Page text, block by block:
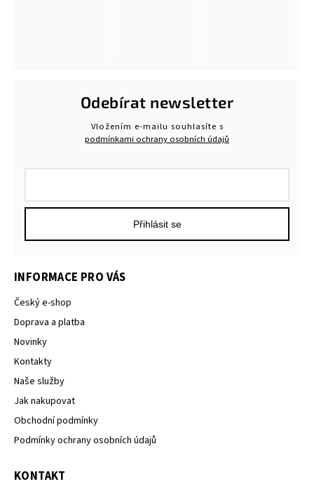
INFORMACE PRO VÁS
Český e-shop
Doprava a platba
Novinky
Kontakty
Naše služby
Jak nakupovat
Obchodní podmínky
Podmínky ochrany osobních údajů
KONTAKT
Odebírat newsletter
Vložením e-mailu souhlasíte s
podmínkami ochrany osobních údajů
Přihlásit se